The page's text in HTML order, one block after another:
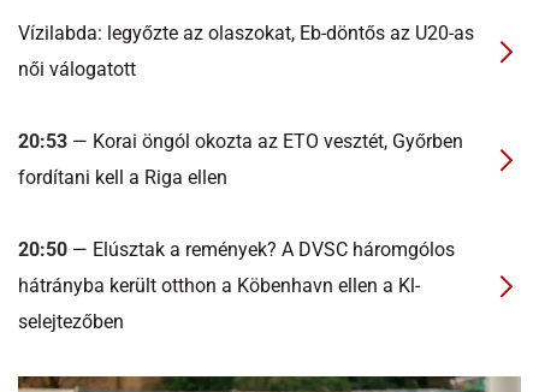
Vízilabda: legyőzte az olaszokat, Eb-döntős az U20-as
női válogatott
20:53 — Korai öngól okozta az ETO vesztét, Győrben
fordítani kell a Riga ellen
20:50 — Elúsztak a remények? A DVSC háromgólos
hátrányba került otthon a Köbenhavn ellen a Kl-
selejtezőben